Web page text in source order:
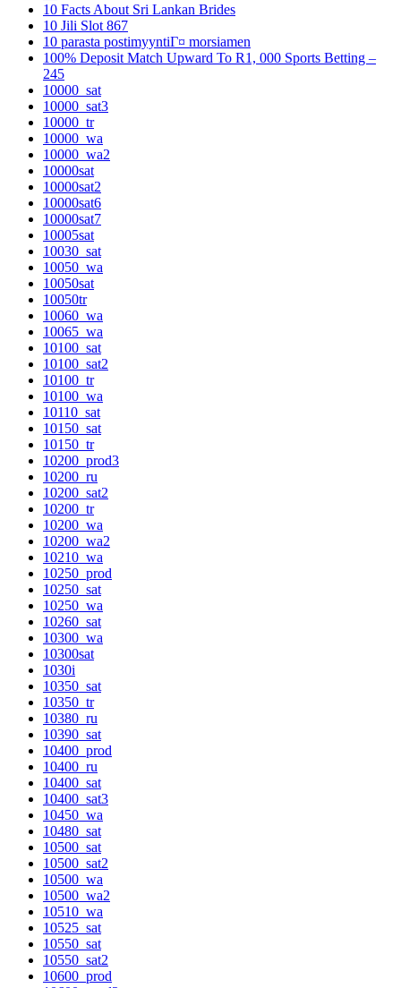
10 Facts About Sri Lankan Brides
10 Jili Slot 867
10 parasta postimyyntiГ¤ morsiamen
100% Deposit Match Upward To R1, 000 Sports Betting –
245
10000_sat
10000_sat3
10000_tr
10000_wa
10000_wa2
10000sat
10000sat2
10000sat6
10000sat7
10005sat
10030_sat
10050_wa
10050sat
10050tr
10060_wa
10065_wa
10100_sat
10100_sat2
10100_tr
10100_wa
10110_sat
10150_sat
10150_tr
10200_prod3
10200_ru
10200_sat2
10200_tr
10200_wa
10200_wa2
10210_wa
10250_prod
10250_sat
10250_wa
10260_sat
10300_wa
10300sat
1030i
10350_sat
10350_tr
10380_ru
10390_sat
10400_prod
10400_ru
10400_sat
10400_sat3
10450_wa
10480_sat
10500_sat
10500_sat2
10500_wa
10500_wa2
10510_wa
10525_sat
10550_sat
10550_sat2
10600_prod